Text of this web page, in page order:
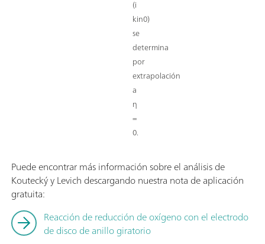
(i
kin0)
se
determina
por
extrapolación
a
η
=
0.
Puede encontrar más información sobre el análisis de
Koutecký y Levich descargando nuestra nota de aplicación
gratuita:
Reacción de reducción de oxígeno con el electrodo
de disco de anillo giratorio